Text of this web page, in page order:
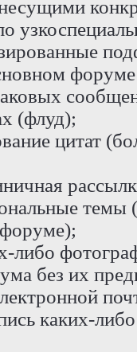
(флуд);
цитат
темы
либо
без их
каких-